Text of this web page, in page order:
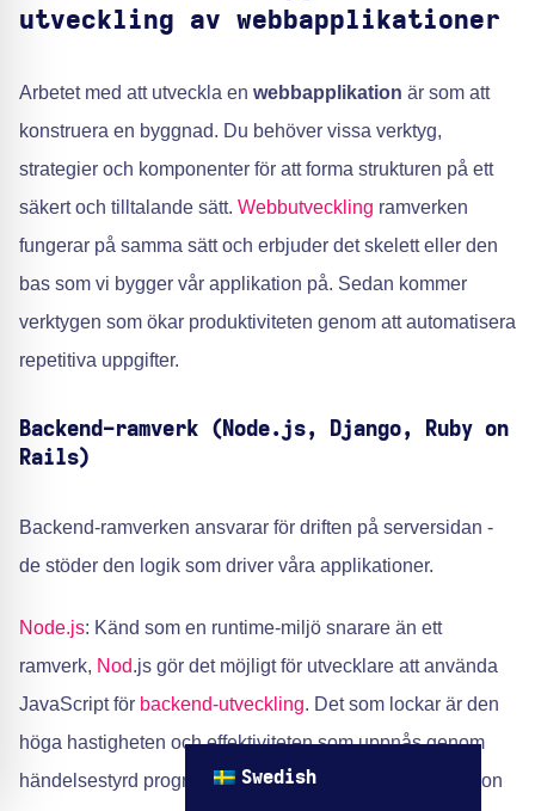
utveckling av webbapplikationer
Arbetet med att utveckla en webbapplikation är som att
konstruera en byggnad. Du behöver vissa verktyg,
strategier och komponenter för att forma strukturen på ett
säkert och tilltalande sätt. Webbutveckling ramverken
fungerar på samma sätt och erbjuder det skelett eller den
bas som vi bygger vår applikation på. Sedan kommer
verktygen som ökar produktiviteten genom att automatisera
repetitiva uppgifter.
Backend-ramverk (Node.js, Django, Ruby on
Rails)
Backend-ramverken ansvarar för driften på serversidan -
de stöder den logik som driver våra applikationer.
Node.js: Känd som en runtime-miljö snarare än ett
ramverk, Nod.js gör det möjligt för utvecklare att använda
JavaScript för backend-utveckling. Det som lockar är den
höga hastigheten och effektiviteten som uppnås genom
händelsestyrd programmering med möjlighet till asynkron
Swedish